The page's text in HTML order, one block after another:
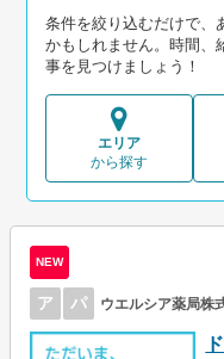
条件を絞り込むだけで、
かもしれません。時間、
事を見つけましょう！
エリア
から探す
NEW
ア パ ウエルシア薬局株